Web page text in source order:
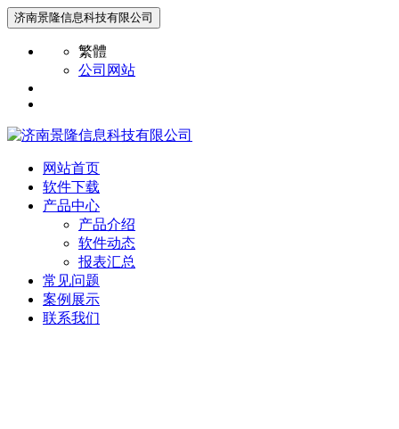
济南景隆信息科技有限公司
繁體
公司网站
网站首页
软件下载
产品中心
产品介绍
软件动态
报表汇总
常见问题
案例展示
联系我们